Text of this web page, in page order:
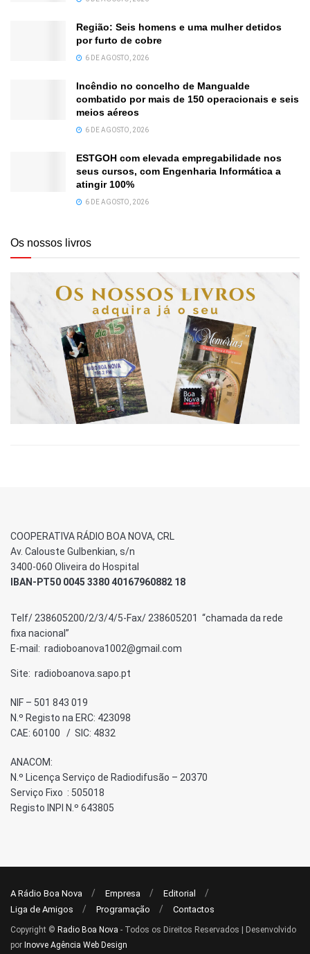
Região: Seis homens e uma mulher detidos
por furto de cobre
6 DE AGOSTO, 2026
Incêndio no concelho de Mangualde
combatido por mais de 150 operacionais e seis
meios aéreos
6 DE AGOSTO, 2026
ESTGOH com elevada empregabilidade nos
seus cursos, com Engenharia Informática a
atingir 100%
6 DE AGOSTO, 2026
Os nossos livros
COOPERATIVA RÁDIO BOA NOVA, CRL
Av. Calouste Gulbenkian, s/n
3400-060 Oliveira do Hospital
IBAN-PT50 0045 3380 40167960882 18
Telf/ 238605200/2/3/4/5-Fax/ 238605201 “chamada da rede
fixa nacional”
E-mail: radioboanova1002@gmail.com
Site: radioboanova.sapo.pt
NIF – 501 843 019
N.º Registo na ERC: 423098
CAE: 60100 / SIC: 4832
ANACOM:
N.º Licença Serviço de Radiodifusão – 20370
Serviço Fixo : 505018
Registo INPI N.º 643805
A Rádio Boa Nova Empresa
Editorial
Liga de Amigos
Programação Contactos
Copyright © Radio Boa Nova - Todos os Direitos Reservados | Desenvolvido
por Inovve Agência Web Design